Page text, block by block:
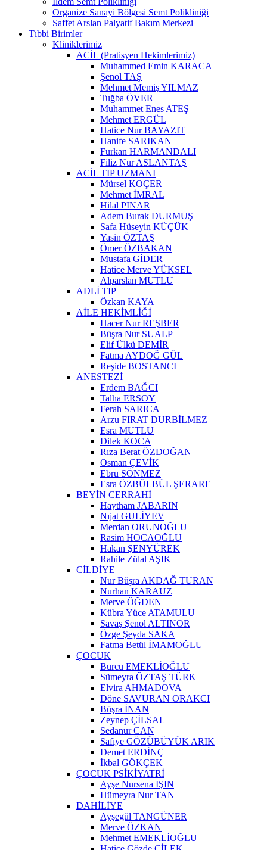
Organize Sanayi Bölgesi Semt Polikliniği
Saffet Arslan Palyatif Bakım Merkezi
Tıbbi Birimler
Kliniklerimiz
ACİL (Pratisyen Hekimlerimiz)
Muhammed Emin KARACA
Şenol TAŞ
Mehmet Memiş YILMAZ
Tuğba ÖVER
Muhammet Enes ATEŞ
Mehmet ERGÜL
Hatice Nur BAYAZIT
Hanife SARIKAN
Furkan HARMANDALI
Filiz Nur ASLANTAŞ
ACİL TIP UZMANI
Mürsel KOÇER
Mehmet İMRAL
Hilal PINAR
Adem Burak DURMUŞ
Safa Hüseyin KÜÇÜK
Yasin ÖZTAŞ
Ömer ÖZBAKAN
Mustafa GİDER
Hatice Merve YÜKSEL
Alparslan MUTLU
ADLİ TIP
Özkan KAYA
AİLE HEKİMLİĞİ
Hacer Nur REŞBER
Büşra Nur SUALP
Elif Ülkü DEMİR
Fatma AYDOĞ GÜL
Reşide BOSTANCI
ANESTEZİ
Erdem BAĞCI
Talha ERSOY
Ferah SARICA
Arzu FIRAT DURBİLMEZ
Esra MUTLU
Dilek KOCA
Rıza Berat ÖZDOĞAN
Osman ÇEVİK
Ebru SÖNMEZ
Esra ÖZBÜLBÜL ŞERARE
BEYİN CERRAHİ
Haytham JABARIN
Nıjat GULİYEV
Merdan ORUNOĞLU
Rasim HOCAOĞLU
Hakan ŞENYÜREK
Rahile Zülal AŞIK
CİLDİYE
Nur Büşra AKDAĞ TURAN
Nurhan KARAUZ
Merve ÖĞDEN
Kübra Yüce ATAMULU
Savaş Şenol ALTINOR
Özge Şeyda SAKA
Fatma Betül İMAMOĞLU
ÇOCUK
Burcu EMEKLİOĞLU
Sümeyra ÖZTAŞ TÜRK
Elvira AHMADOVA
Döne SAVURAN ORAKCI
Büşra İNAN
Zeynep ÇİLSAL
Sedanur CAN
Safiye GÖZÜBÜYÜK ARIK
Demet ERDİNÇ
İkbal GÖKÇEK
ÇOCUK PSİKİYATRİ
Ayşe Nursena IŞIN
Hümeyra Nur TAN
DAHİLİYE
Ayşegül TANGÜNER
Merve ÖZKAN
Mehmet EMEKLİOĞLU